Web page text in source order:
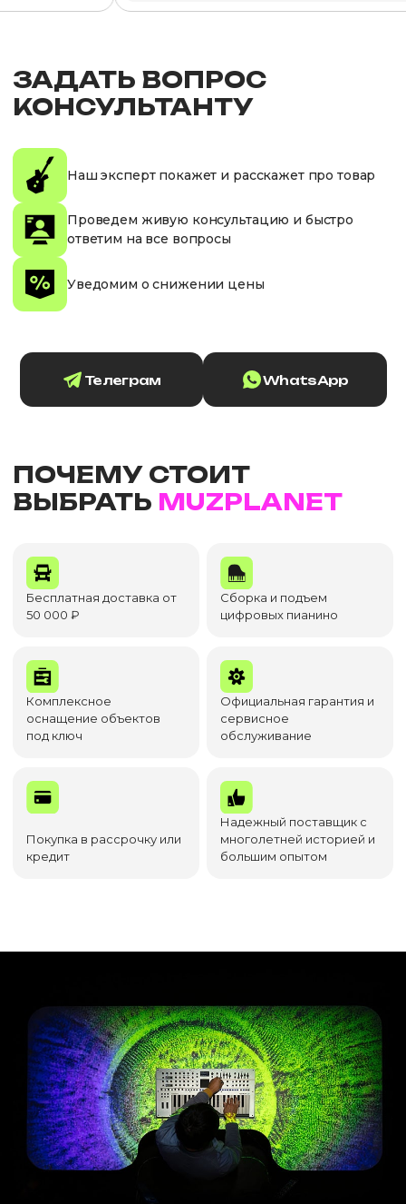
ЗАДАТЬ ВОПРОС
КОНСУЛЬТАНТУ
Наш эксперт покажет и расскажет про товар
Проведем живую консультацию и быстро
ответим на все вопросы
Уведомим о снижении цены
Телеграм WhatsApp
ПОЧЕМУ СТОИТ
ВЫБРАТЬ MUZPLANET
Бесплатная доставка от
50 000 ₽
Сборка и подъем
цифровых пианино
Комплексное
оснащение объектов
под ключ
Официальная гарантия и
сервисное
обслуживание
Покупка в рассрочку или
кредит
Надежный поставщик с
многолетней историей и
большим опытом